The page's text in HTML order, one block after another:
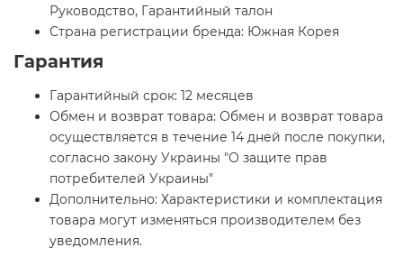
Руководство, Гарантийный талон
Страна регистрации бренда: Южная Корея
Гарантия
Гарантийный срок: 12 месяцев
Обмен и возврат товара: Обмен и возврат товара
осуществляется в течение 14 дней после покупки,
согласно закону Украины "О защите прав
потребителей Украины"
Дополнительно: Характеристики и комплектация
товара могут изменяться производителем без
уведомления.